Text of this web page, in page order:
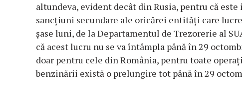
altundeva, evident decât din Rusia, pentru că
sancţiuni secundare ale oricărei entităţi care
şase luni, de la Departamentul de Trezorerie al
că acest lucru nu se va întâmpla până în 29
doar pentru cele din România, pentru toate
benzinării există o prelungire tot până în 29